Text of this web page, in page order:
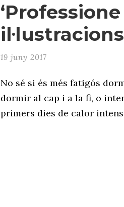
19 juny 2017
No sé si és més fatigós
dormir al cap i a la fi, o
primers dies de calor